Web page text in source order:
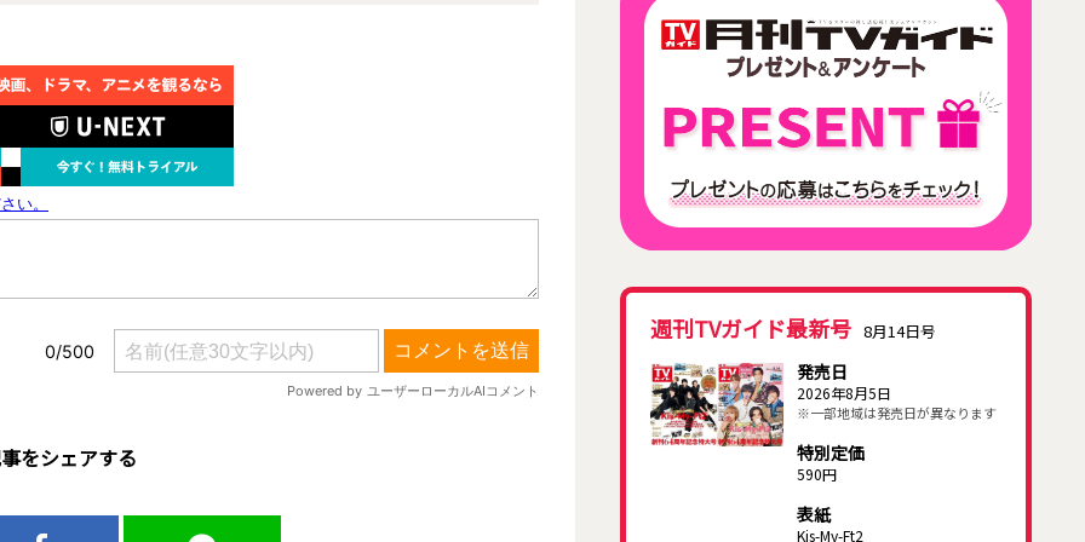
をシェアする
週刊TVガイド最新号 8月14日号
発売日
2026年8月5日
※一部地域は発売日が異なります
特別定価
590円
表紙
Kis-My-Ft2